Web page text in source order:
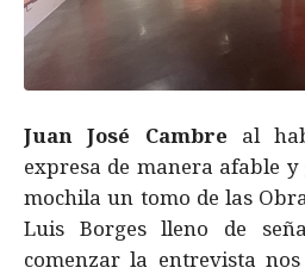
Juan José Cambre al
expresa de manera afable
mochila un tomo de las
Luis Borges lleno de
comenzar la entrevista